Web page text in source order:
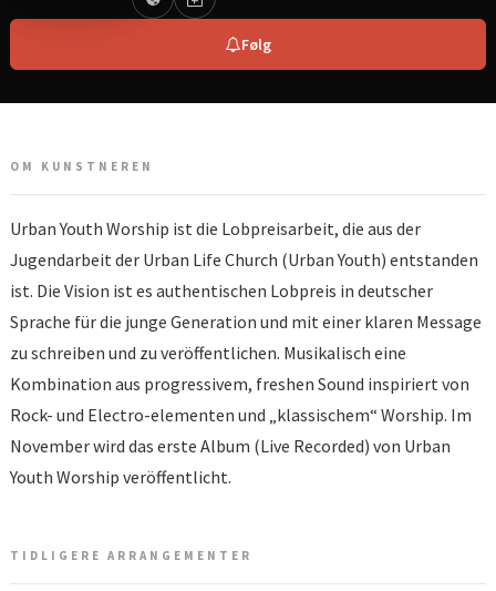
Følg
OM KUNSTNEREN
Urban Youth Worship ist die Lobpreisarbeit, die aus der
Jugendarbeit der Urban Life Church (Urban Youth) entstanden
ist. Die Vision ist es authentischen Lobpreis in deutscher
Sprache für die junge Generation und mit einer klaren Message
zu schreiben und zu veröffentlichen. Musikalisch eine
Kombination aus progressivem, freshen Sound inspiriert von
Rock- und Electro-elementen und „klassischem“ Worship. Im
November wird das erste Album (Live Recorded) von Urban
Youth Worship veröffentlicht.
TIDLIGERE ARRANGEMENTER